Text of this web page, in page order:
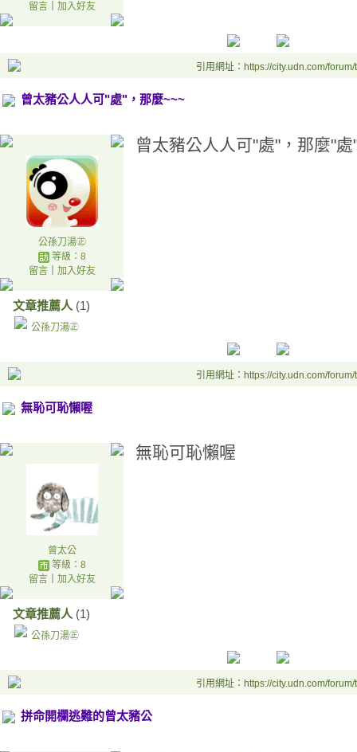
留言｜ 加入好友
引用網址：https://city.udn.com/
曾太豬公人人可"處"，那麼~~~
公孫刀湯㊣
等級：8
留言｜ 加入好友
文章推薦人 (1)
公孫刀湯㊣
曾太豬公人人可"處"，那麼"
引用網址：https://city.udn.com/
無恥可恥懶喔
曾太公
等級：8
留言｜ 加入好友
文章推薦人 (1)
公孫刀湯㊣
無恥可恥懶喔
引用網址：https://city.udn.com/
拼命開欄逃難的曾太豬公